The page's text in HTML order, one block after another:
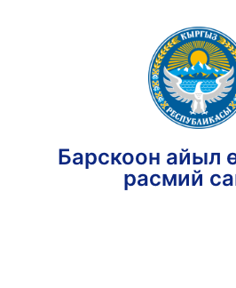
Барскоон айыл
расмий